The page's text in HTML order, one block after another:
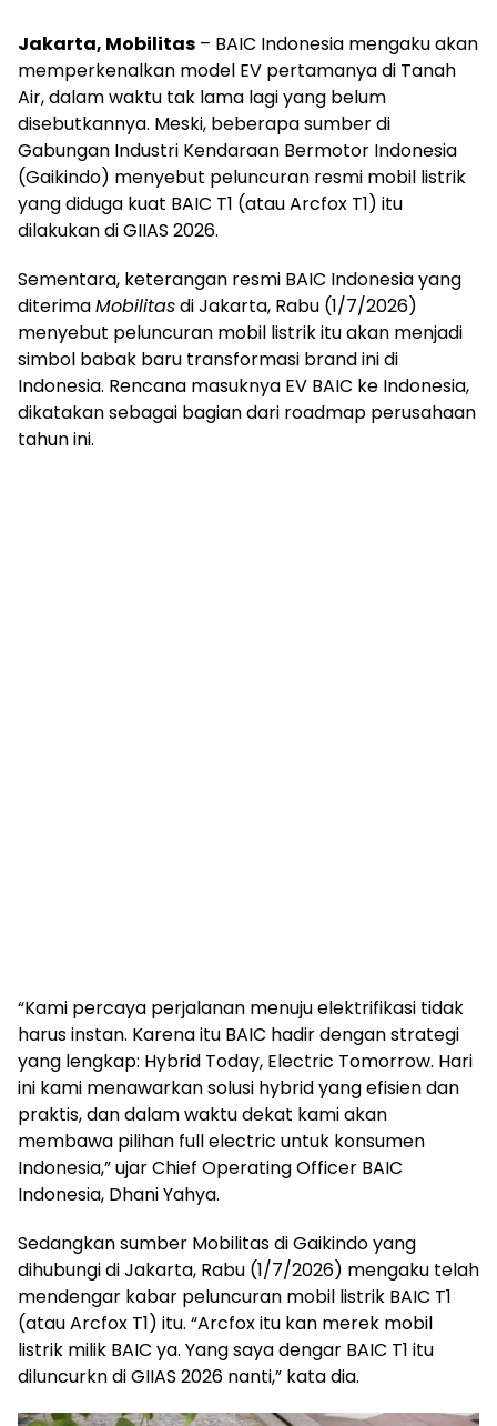
Jakarta, Mobilitas – BAIC Indonesia mengaku akan
memperkenalkan model EV pertamanya di Tanah
Air, dalam waktu tak lama lagi yang belum
disebutkannya. Meski, beberapa sumber di
Gabungan Industri Kendaraan Bermotor Indonesia
(Gaikindo) menyebut peluncuran resmi mobil listrik
yang diduga kuat BAIC T1 (atau Arcfox T1) itu
dilakukan di GIIAS 2026.
Sementara, keterangan resmi BAIC Indonesia yang
diterimaMobilitasdi Jakarta, Rabu (1/7/2026)
menyebut peluncuran mobil listrik itu akan menjadi
simbol babak baru transformasi brand ini di
Indonesia. Rencana masuknya EV BAIC ke Indonesia,
dikatakan sebagai bagian dari roadmap perusahaan
tahun ini.
“Kami percaya perjalanan menuju elektrifikasi tidak
harus instan. Karena itu BAIC hadir dengan strategi
yang lengkap: Hybrid Today, Electric Tomorrow. Hari
ini kami menawarkan solusi hybrid yang efisien dan
praktis, dan dalam waktu dekat kami akan
membawa pilihan full electric untuk konsumen
Indonesia,” ujar Chief Operating Officer BAIC
Indonesia, Dhani Yahya.
Sedangkan sumber Mobilitas di Gaikindo yang
dihubungi di Jakarta, Rabu (1/7/2026) mengaku telah
mendengar kabar peluncuran mobil listrik BAIC T1
(atau Arcfox T1) itu. “Arcfox itu kan merek mobil
listrik milik BAIC ya. Yang saya dengar BAIC T1 itu
diluncurkn di GIIAS 2026 nanti,” kata dia.